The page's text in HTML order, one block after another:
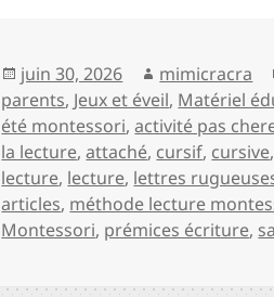
Publié
le
juin 30, 2026 Auteur
mimicracra
parents, Jeux et éveil, Matériel
été montessori,activité pas
la lecture,attaché, cursif, cursive,
lecture, lecture, lettres
articles, méthode lecture
Montessori, prémices écriture,